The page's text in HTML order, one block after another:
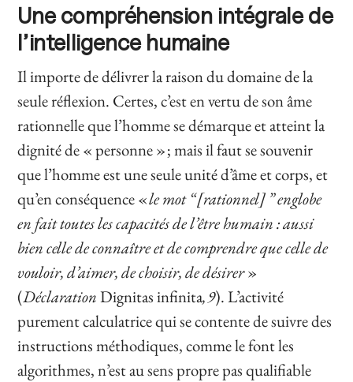
Une compréhension intégrale de
l’intelligence humaine
Il importe de délivrer la raison du domaine de la
seule réflexion. Certes, c’est en vertu de son âme
rationnelle que l’homme se démarque et atteint la
dignité de « personne » ; mais il faut se souvenir
que l’homme est une seule unité d’âme et corps, et
qu’en conséquence «le mot “ [rationnel] ” englobe
en fait toutes les capacités de l’être humain : aussi
bien celle de connaître et de comprendre que celle de
vouloir, d’aimer, de choisir, de désirer»
(DéclarationDignitas infinita, 9). L’activité
purement calculatrice qui se contente de suivre des
instructions méthodiques, comme le font les
algorithmes, n’est au sens propre pas qualifiable